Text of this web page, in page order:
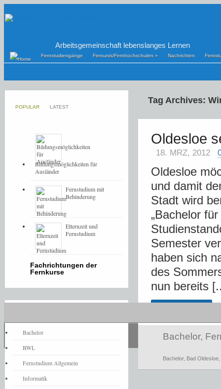
Arbeitsgemeinschaft lebenslanges Lernen
Fernstudiengänge Fernunis/Fernhochschulen » Nachrichten
Tag Archives:
Oldesloe
18. MRZ, 2012
Oldesloe
und damit
Stadt wird
„Bachelor
Semester
haben sich
des
nun bereits
Bachelor,
Bachelor, Bad Oldesloe
POPULAR LATEST
Bildungsmöglichkeiten für
Ausländer
Fernstudium mit
Behinderung
Elternzeit und
Fernstudium
Fachrichtungen der
Fernkurse
Bachelor
BWL
Fernstudium Allgemein
Informatik